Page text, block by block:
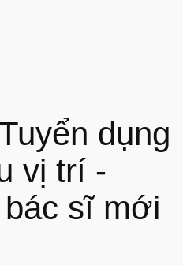
dụng
vị trí -
sĩ mới